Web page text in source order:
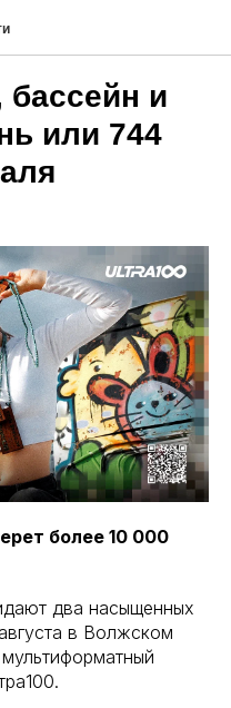
бассейн и
или 744
более 10 000
два насыщенных
в Волжском